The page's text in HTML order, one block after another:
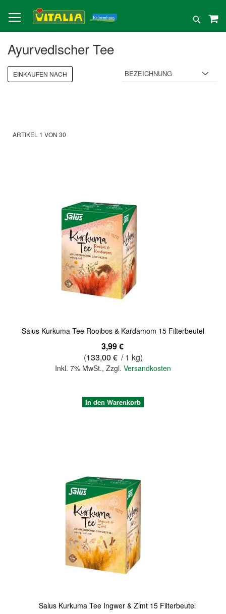
zum
Inhalt
Suche
Ayurvedischer Tee
ARTIKEL 1 VON 30
Salus Kurkuma Tee Rooibos & Kardamom 15 Filterbeutel
3,99 €
(133,00 € / 1 kg)
Inkl. 7% MwSt., Zzgl. Versandkosten
In den Warenkorb
Salus Kurkuma Tee Ingwer & Zimt 15 Filterbeutel
EINKAUFEN NACH